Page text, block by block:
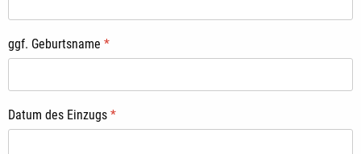
ggf. Geburtsname *
Datum des Einzugs *